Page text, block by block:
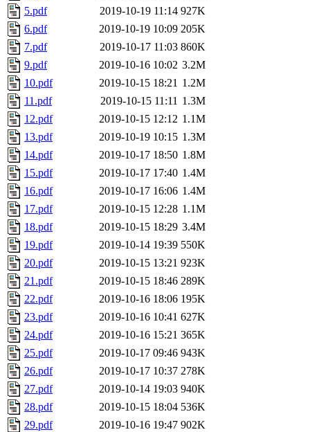
5.pdf
2019-10-19 11:14 927K
6.pdf
2019-10-19 10:09 205K
7.pdf
2019-10-17 11:03 860K
9.pdf
2019-10-16 10:02 3.2M
10.pdf
2019-10-15 18:21 1.2M
11.pdf
2019-10-15 11:11 1.3M
12.pdf
2019-10-15 12:12 1.1M
13.pdf
2019-10-19 10:15 1.3M
14.pdf
2019-10-17 18:50 1.8M
15.pdf
2019-10-17 17:40 1.4M
16.pdf
2019-10-17 16:06 1.4M
17.pdf
2019-10-15 12:28 1.1M
18.pdf
2019-10-15 18:29 3.4M
19.pdf
2019-10-14 19:39 550K
20.pdf
2019-10-15 13:21 923K
21.pdf
2019-10-15 18:46 289K
22.pdf
2019-10-16 18:06 195K
23.pdf
2019-10-16 10:41 627K
24.pdf
2019-10-16 15:21 365K
25.pdf
2019-10-17 09:46 943K
26.pdf
2019-10-17 10:37 278K
27.pdf
2019-10-14 19:03 940K
28.pdf
2019-10-15 18:04 536K
29.pdf
2019-10-16 19:47 902K